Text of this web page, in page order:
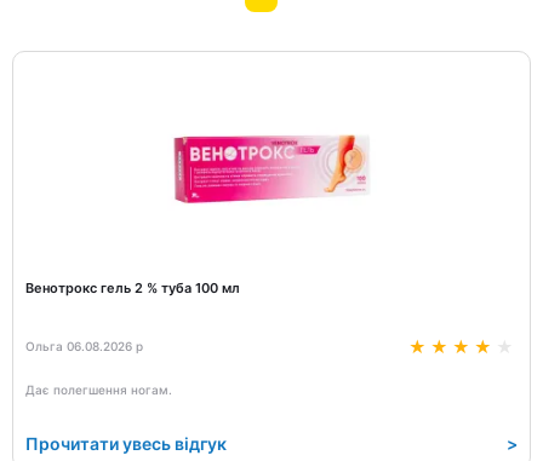
Венотрокс гель 2 % туба 100 мл
Ольга 06.08.2026 р
Дає полегшення ногам.
Прочитати увесь відгук >